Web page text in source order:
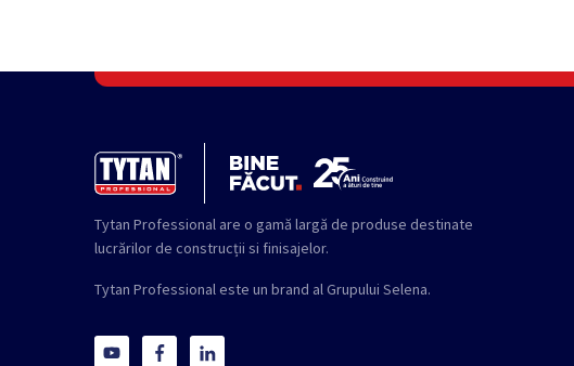
Tytan Professional are o gamă largă de produse destinate
lucrărilor de construcții si finisajelor.
Tytan Professional este un brand al Grupului Selena.